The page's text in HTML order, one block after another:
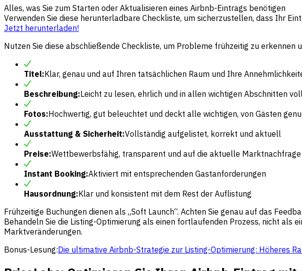
Alles, was Sie zum Starten oder Aktualisieren eines Airbnb-Eintrags benötigen
Verwenden Sie diese herunterladbare Checkliste, um sicherzustellen, dass Ihr
Jetzt herunterladen!
Nutzen Sie diese abschließende Checkliste, um Probleme frühzeitig zu erkennen
Titel:Klar, genau und auf Ihren tatsächlichen Raum und Ihre
Beschreibung:Leicht zu lesen, ehrlich und in allen wichtigen Abschnitten
Fotos:Hochwertig, gut beleuchtet und deckt alle wichtigen, von Gästen
Ausstattung & Sicherheit:Vollständig aufgelistet, korrekt und aktuell
Preise:Wettbewerbsfähig, transparent und auf die aktuelle
Instant Booking:Aktiviert mit entsprechenden Gastanforderungen
Hausordnung:Klar und konsistent mit dem Rest der Auflistung
Frühzeitige Buchungen dienen als „Soft Launch“. Achten Sie genau auf das
Behandeln Sie die Listing-Optimierung als einen fortlaufenden Prozess, nicht als
Marktveränderungen.
Bonus-Lesung:Die ultimative Airbnb-Strategie zur Listing-Optimierung: Höheres